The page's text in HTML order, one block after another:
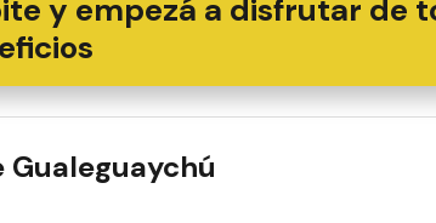
y empezá a disfrutar de
Gualeguaychú